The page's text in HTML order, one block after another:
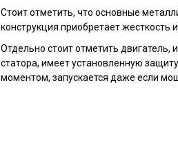
Стоит отметить, что основные
конструкция приобретает жесткость
Отдельно стоит отметить
статора, имеет установленную
моментом, запускается даже если